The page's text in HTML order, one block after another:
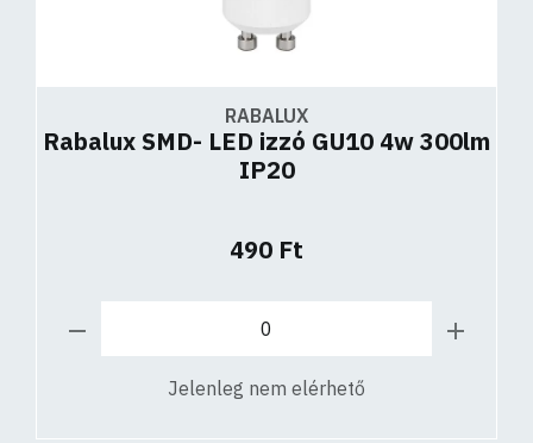
RABALUX
Rabalux SMD- LED izzó GU10 4w 300lm
IP20
490 Ft
Jelenleg nem elérhető